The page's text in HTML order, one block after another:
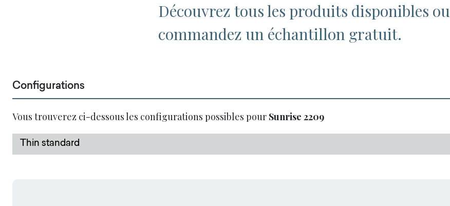
Découvrez tous les produits disponibles ou
commandez un échantillon gratuit.
Configurations
Vous trouverez ci-dessous les configurations possibles pour Sunrise 2209
Thin standard